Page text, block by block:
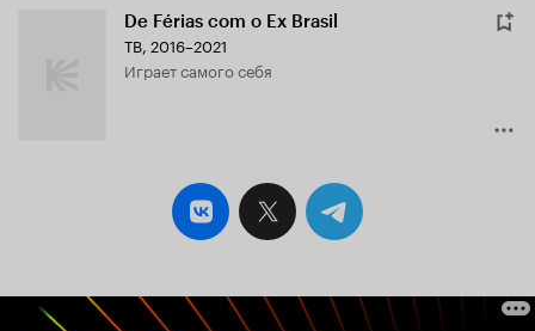
De Férias com o Ex Brasil
ТВ, 2016–2021
играет самого себя